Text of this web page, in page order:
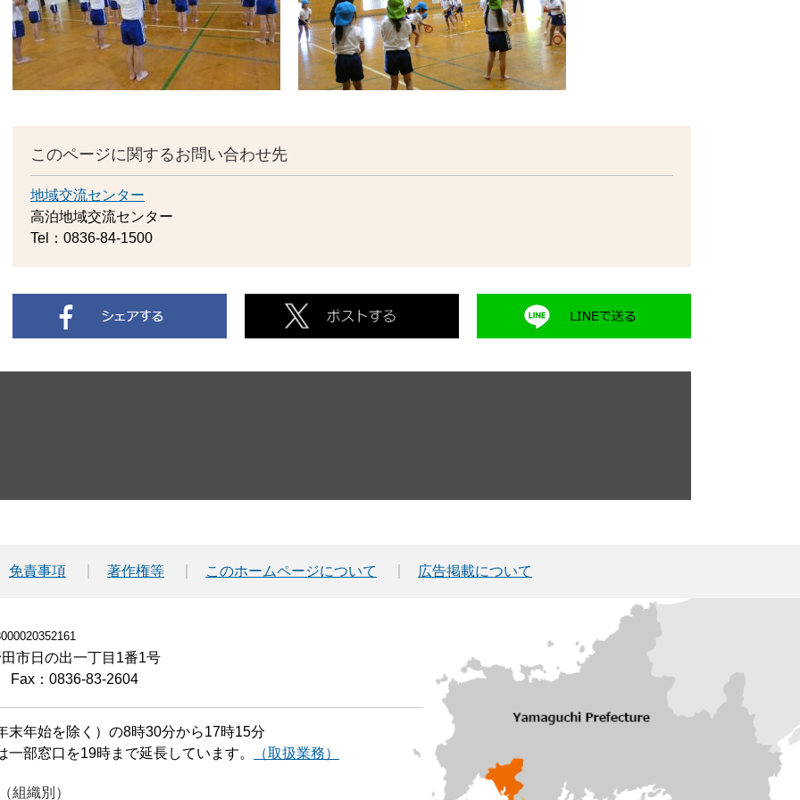
このページに関するお問い合わせ先
地域交流センター
高泊地域交流センター
Tel：0836-84-1500
免責事項 著作権等 このホームページについて 広告掲載について
市日の出一丁目1番1号
Fax：0836-83-2604
末年始を除く）の8時30分から17時15分
部窓口を19時まで延長しています。
（取扱業務）
組織別）